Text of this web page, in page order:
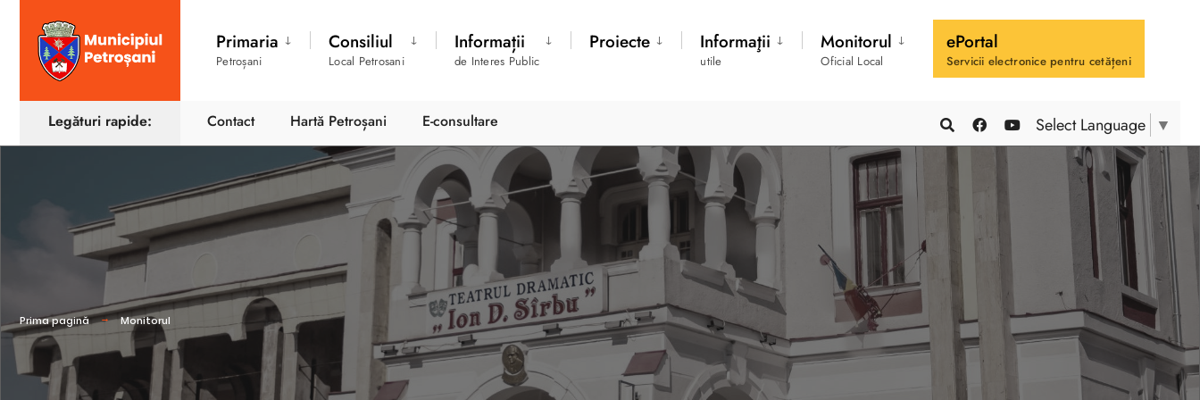
Primaria
Petroșani
Consiliul
Local Petrosani
Informații
de Interes Public
Proiecte Informaţii
utile
Monitorul
Oficial Local
ePortal
Servicii electronice pentru cetățeni
Select Language ▼
Legături rapide: Contact Hartă Petroșani E-consultare
Prima pagină Monitorul